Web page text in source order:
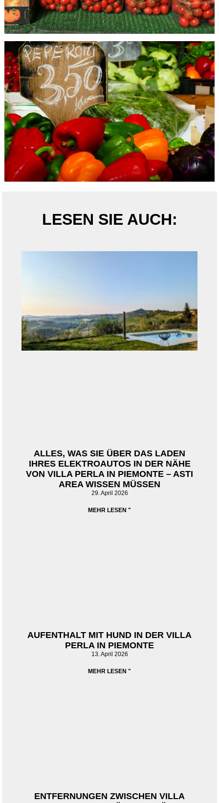
LESEN SIE AUCH:
ALLES, WAS SIE ÜBER DAS LADEN
IHRES ELEKTROAUTOS IN DER NÄHE
VON VILLA PERLA IN PIEMONTE – ASTI
AREA WISSEN MÜSSEN
29. April 2026
MEHR LESEN "
AUFENTHALT MIT HUND IN DER VILLA
PERLA IN PIEMONTE
13. April 2026
MEHR LESEN "
ENTFERNUNGEN ZWISCHEN VILLA